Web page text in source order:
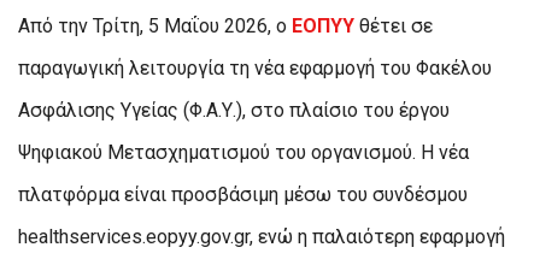
Από την Τρίτη, 5 Μαΐου 2026, ο ΕΟΠΥΥ θέτει σε
παραγωγική λειτουργία τη νέα εφαρμογή του Φακέλου
Ασφάλισης Υγείας (Φ.Α.Υ.), στο πλαίσιο του έργου
Ψηφιακού Μετασχηματισμού του οργανισμού. Η νέα
πλατφόρμα είναι προσβάσιμη μέσω του συνδέσμου
healthservices.eopyy.gov.gr, ενώ η παλαιότερη εφαρμογή